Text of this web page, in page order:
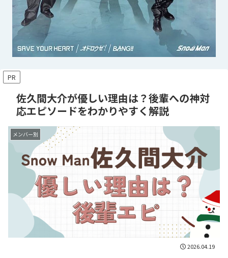
PR
佐久間大介が優しい理由は？後輩への神対
応エピソードをわかりやすく解説
メンバー別
2026.04.19